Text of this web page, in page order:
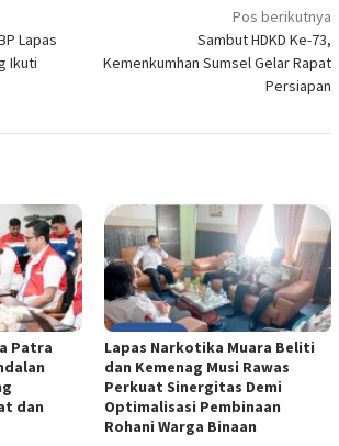
Lapas
Ikuti
Pos berikutnya
Sambut HDKD Ke-73,
Kemenkumhan Sumsel Gelar Rapat
Persiapan
Patra
dan
Lapas Narkotika Muara Beliti
dan Kemenag Musi Rawas
Perkuat Sinergitas Demi
Optimalisasi Pembinaan
Rohani Warga Binaan